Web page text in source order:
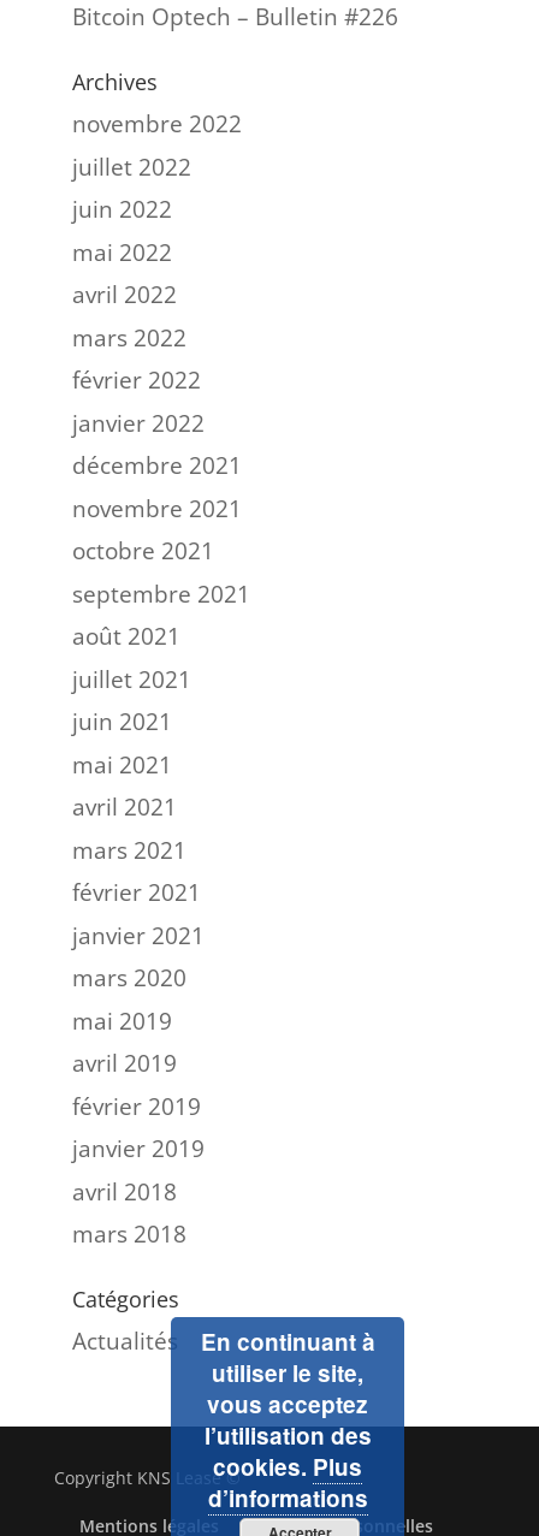
Bitcoin Optech – Bulletin #226
Archives
novembre 2022
juillet 2022
juin 2022
mai 2022
avril 2022
mars 2022
février 2022
janvier 2022
décembre 2021
novembre 2021
octobre 2021
septembre 2021
août 2021
juillet 2021
juin 2021
mai 2021
avril 2021
mars 2021
février 2021
janvier 2021
mars 2020
mai 2019
avril 2019
février 2019
janvier 2019
avril 2018
mars 2018
Catégories
Actualités
Copyright KNS Lease ©
Mentions légales Données personnelles
En continuant à
utiliser le site,
vous acceptez
l’utilisation des
cookies. Plus
d’informations